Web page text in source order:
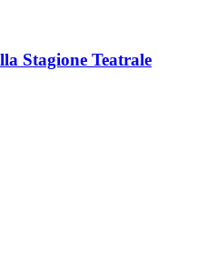
Stagione Teatrale